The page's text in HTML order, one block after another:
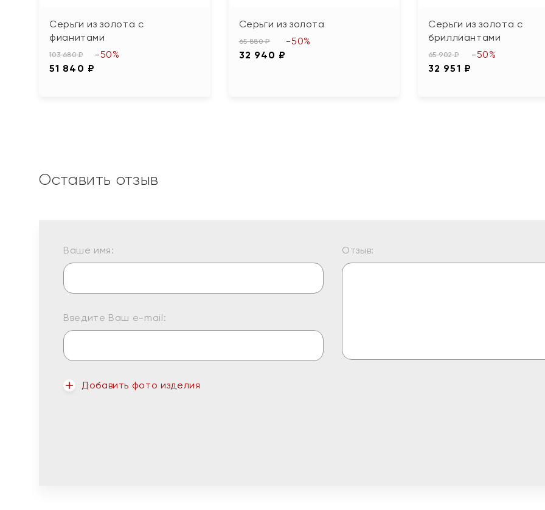
Серьги из золота с
фианитами
103 680 ₽
51 840 ₽
-50%
Серьги из золота
65 880 ₽
32 940 ₽
-50%
Серьги из золота с
бриллиантами
65 902 ₽
32 951 ₽
-50%
Оставить отзыв
Ваше имя:
Введите Ваш e-mail:
Добавить фото изделия
Отзыв: